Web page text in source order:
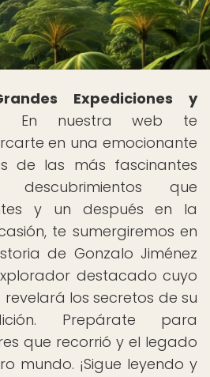
Expediciones y
En nuestra web te
en una emocionante
de las más fascinantes
descubrimientos que
y un después en la
te sumergiremos en
de Gonzalo Jiménez
destacado cuyo
los secretos de su
Prepárate para
que recorrió y el legado
mundo. ¡Sigue leyendo y